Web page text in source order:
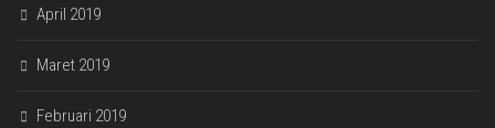
April 2019
Maret 2019
Februari 2019